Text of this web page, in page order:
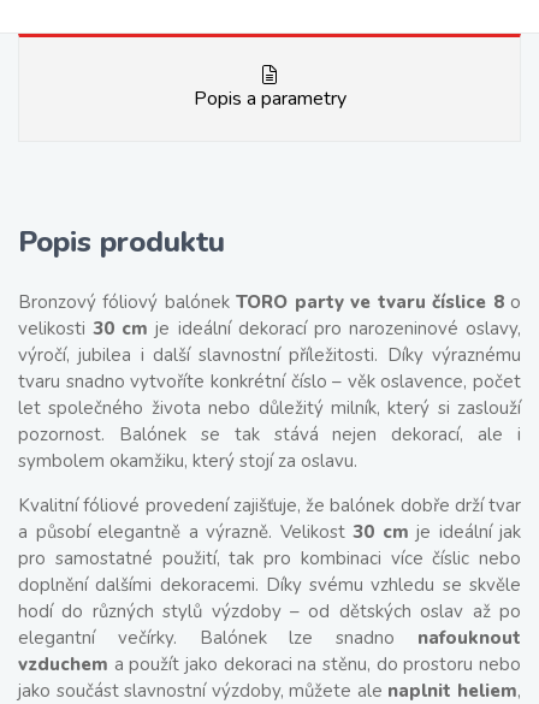
Popis a parametry
Popis produktu
Bronzovýfóliový balónek TORO party ve tvaru číslice 8 o
velikosti 30 cm je ideální dekorací pro narozeninové oslavy,
výročí, jubilea i další slavnostní příležitosti. Díky výraznému
tvaru snadno vytvoříte konkrétní číslo – věk oslavence, počet
let společného života nebo důležitý milník, který si zaslouží
pozornost. Balónek se tak stává nejen dekorací, ale i
symbolem okamžiku, který stojí za oslavu.
Kvalitní fóliové provedení zajišťuje, že balónek dobře drží tvar
a působí elegantně a výrazně. Velikost 30 cm je ideální jak
pro samostatné použití, tak pro kombinaci více číslic nebo
doplnění dalšími dekoracemi. Díky svému vzhledu se skvěle
hodí do různých stylů výzdoby – od dětských oslav až po
elegantní večírky. Balónek lze snadno
nafouknout
vzduchem a použít jako dekoraci na stěnu, do prostoru nebo
jako součást slavnostní výzdoby, můžete ale naplnit heliem,